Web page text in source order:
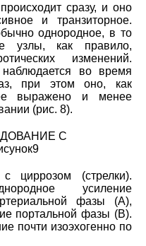
сразу, и оно
и транзиторное.
однородное, в то
узлы, как правило,
изменений.
во время
при этом оно, как
выражено и менее
(рис. 8).
(стрелки).
усиление
фазы (А),
портальной фазы (B).
почти изоэхогенно по